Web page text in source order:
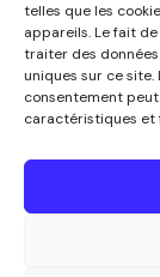
telles que les
appareils. Le fait
traiter des
uniques sur ce
consentement
caractéristiques et
AMILCAR
CLUB
AGENCE
CONTACT
+33 7 49